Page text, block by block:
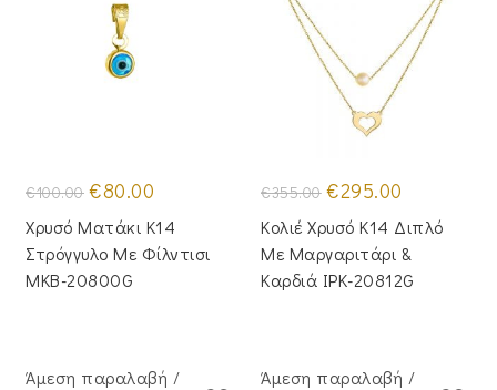
€100.00 Original
price
was:
€100.00.
€80.00
τιμή
είναι:
€80.00.
Χρυσό Ματάκι Κ14
Στρόγγυλο Με Φίλντισι
MKB-20800G
€355.00 Original
price
was:
€355.00.
€295.00
τιμή
είναι:
€295.00.
Κολιέ Χρυσό Κ14 Διπλό
Με Μαργαριτάρι &
Καρδιά IPK-20812G
Άμεση παραλαβή /
Άμεση παραλαβή /